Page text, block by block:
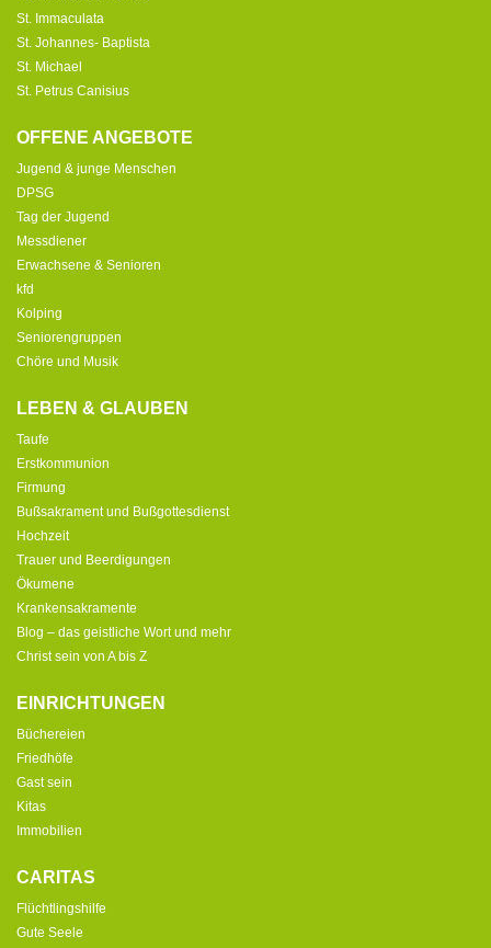
St. Immaculata
St. Johannes- Baptista
St. Michael
St. Petrus Canisius
OFFENE ANGEBOTE
Jugend & junge Menschen
DPSG
Tag der Jugend
Messdiener
Erwachsene & Senioren
kfd
Kolping
Seniorengruppen
Chöre und Musik
LEBEN & GLAUBEN
Taufe
Erstkommunion
Firmung
Bußsakrament und Bußgottesdienst
Hochzeit
Trauer und Beerdigungen
Ökumene
Krankensakramente
Blog – das geistliche Wort und mehr
Christ sein von A bis Z
EINRICHTUNGEN
Büchereien
Friedhöfe
Gast sein
Kitas
Immobilien
CARITAS
Flüchtlingshilfe
Gute Seele